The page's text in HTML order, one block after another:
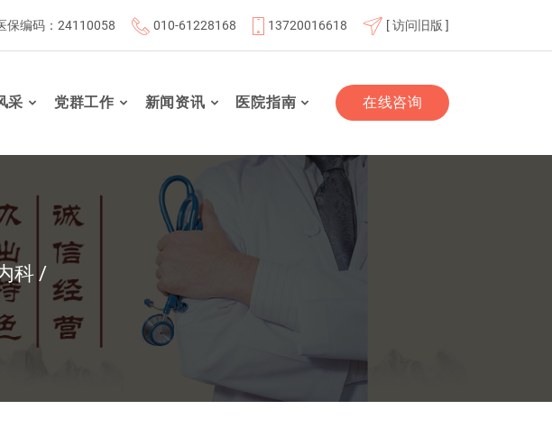
科大学附属北京康复医院联体成员单位 北京航天总医院联体成员单位
保编码：24110058 010-61228168 13720016618 [ 访问旧版 ]
采 党群工作 新闻资讯 医院指南 在线咨询
科